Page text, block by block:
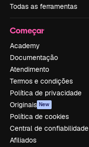
Todas as ferramentas
Começar
Academy
Documentação
Atendimento
Termos e condições
Política de privacidade
Originais New
Política de cookies
Central de confiabilidade
Afiliados